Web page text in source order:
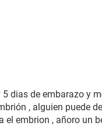
dias de embarazo y
, alguien puede
el embrion , añoro un